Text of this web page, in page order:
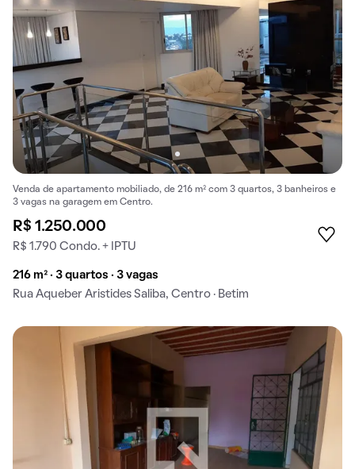
Venda de apartamento mobiliado, de 216 m² com 3 quartos, 3 banheiros e
3 vagas na garagem em Centro.
R$ 1.250.000
R$ 1.790 Condo. + IPTU
216 m² · 3 quartos · 3 vagas
Rua Aqueber Aristides Saliba, Centro · Betim